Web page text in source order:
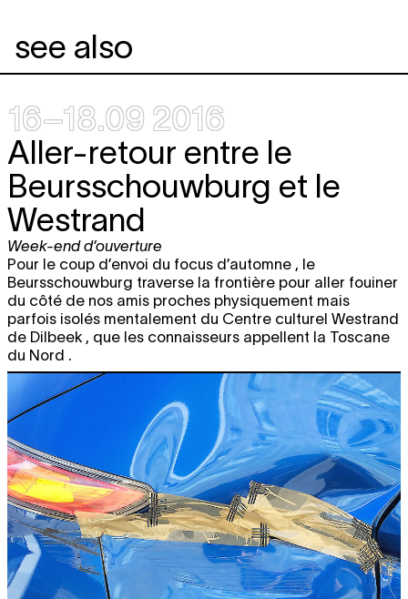
see also
16–18.09 2016
Aller-retour entre le
Beursschouwburg et le
Westrand
Week-end d’ouverture
Pour le coup d’envoi du focus d’automne , le
Beursschouwburg traverse la frontière pour aller fouiner
du côté de nos amis proches physiquement mais
parfois isolés mentalement du Centre culturel Westrand
de Dilbeek , que les connaisseurs appellent la Toscane
du Nord .